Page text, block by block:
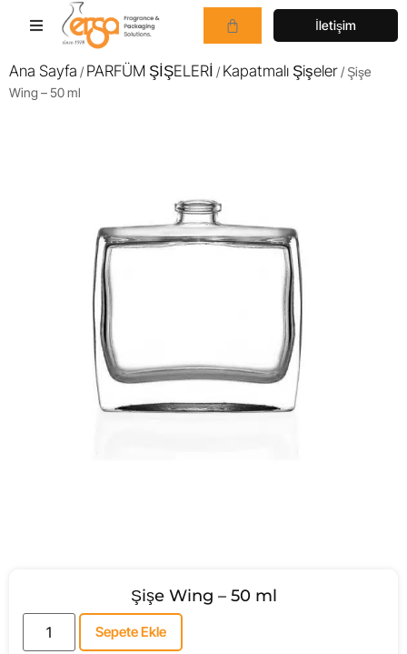
İletişim
Ana Sayfa /PARFÜM ŞİŞELERİ /Kapatmalı Şişeler/ Şişe
Wing – 50 ml
Şişe Wing – 50 ml
Sepete Ekle